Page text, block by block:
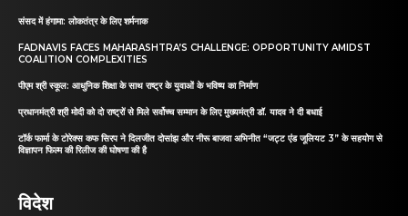
संसद में हंगामा: लोकतंत्र के लिए शर्मनाक
FADNAVIS FACES MAHARASHTRA’S CHALLENGE: OPPORTUNITY AMIDST
COALITION COMPLEXITIES
पीएम श्री स्कूल: आधुनिक शिक्षा के साथ राष्ट्र के युवाओं के भविष्य का निर्माण
प्रधानमंत्री श्री मोदी को दो राष्ट्रों से मिले सर्वोच्च सम्मान के लिए मुख्यमंत्री डॉ. यादव ने दी बधाई
टॉर्क फार्मा के टोरेक्स कफ सिरप ने दिलजीत दोसांझ और नीरू बाजवा अभिनीत “जट्ट एंड जूलियट 3” के सहयोग से
विज्ञापन फिल्म की रिलीज की घोषणा की है
विदेश